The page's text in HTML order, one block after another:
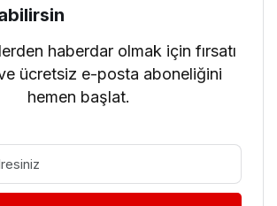
haberdar olmak için fırsatı
ücretsiz e-posta aboneliğini
hemen başlat.